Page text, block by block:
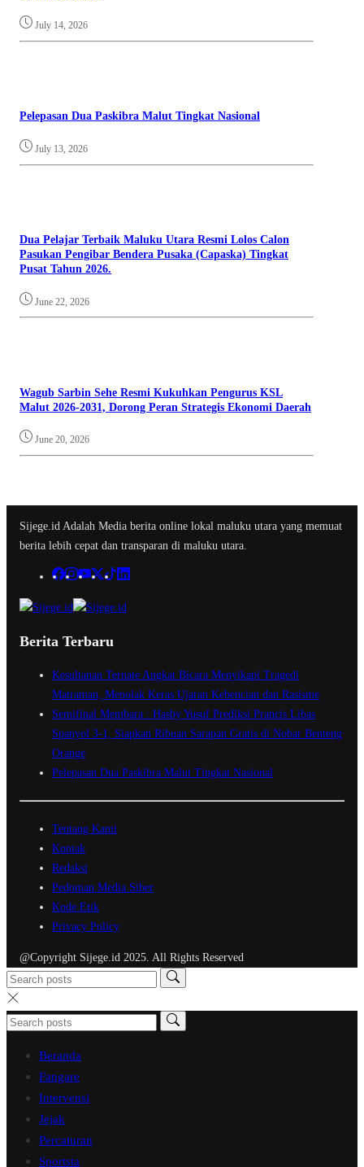
July 14, 2026
Pelepasan Dua Paskibra Malut Tingkat Nasional
July 13, 2026
Dua Pelajar Terbaik Maluku Utara Resmi Lolos Calon
Pasukan Pengibar Bendera Pusaka (Capaska) Tingkat
Pusat Tahun 2026.
June 22, 2026
Wagub Sarbin Sehe Resmi Kukuhkan Pengurus KSL
Malut 2026-2031, Dorong Peran Strategis Ekonomi Daerah
June 20, 2026
Sijege.id Adalah Media berita online lokal maluku utara yang memuat
berita lebih cepat dan transparan di maluku utara.
Berita Terbaru
Kesultanan Ternate Angkat Bicara Menyikapi Tragedi
Matraman, Menolak Keras Ujaran Kebencian dan Rasisme
Semifinal Membara : Hasby Yusuf Prediksi Prancis Libas
Spanyol 3-1, Siapkan Ribuan Sarapan Gratis di Nobar Benteng
Orange
Pelepasan Dua Paskibra Malut Tingkat Nasional
Tentang Kami
Kontak
Redaksi
Pedoman Media Siber
Kode Etik
Privacy Policy
@Copyright Sijege.id 2025. All Rights Reserved
Beranda
Fangare
Intervensi
Jejak
Percaturan
Sportsta